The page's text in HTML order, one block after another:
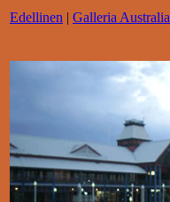
Edellinen | Galleria Australia